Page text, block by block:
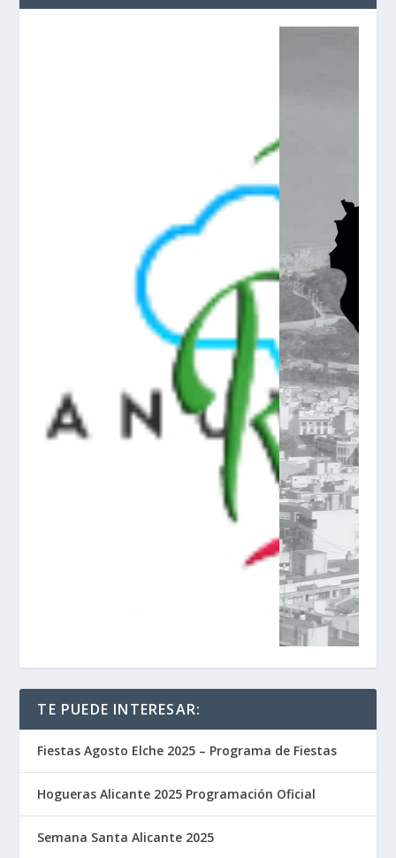
TE PUEDE INTERESAR:
Fiestas Agosto Elche 2025 – Programa de Fiestas
Hogueras Alicante 2025 Programación Oficial
Semana Santa Alicante 2025